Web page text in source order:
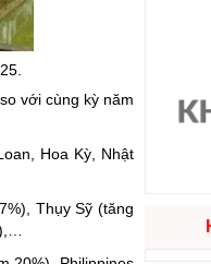
vào cuộc sống
hội khóa XVI và đại biểu
vững
với cùng kỳ năm
Hoa Kỳ, Nhật
Thụy Sỹ (tăng